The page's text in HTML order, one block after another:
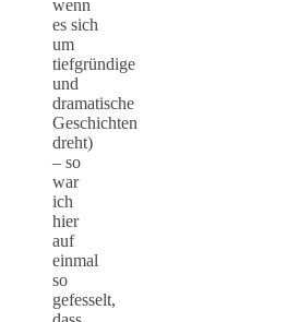
wenn
es sich
um
tiefgründige
und
dramatische
Geschichten
dreht)
– so
war
ich
hier
auf
einmal
so
gefesselt,